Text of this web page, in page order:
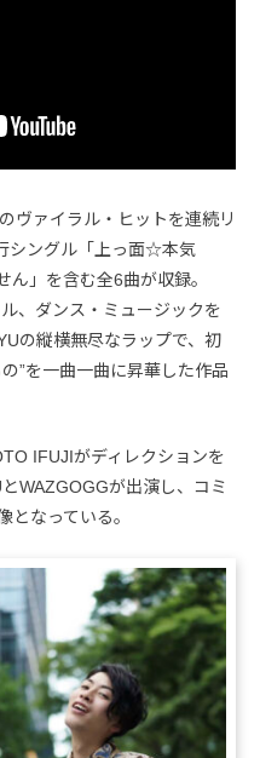
ヴァイラル・ヒットを連続リ
シングル「上っ面☆本気
」を含む全6曲が収録。
、ダンス・ミュージックを
の縦横無尽なラップで、初
”を一曲一曲に昇華した作品
IFUJIがディレクションを
WAZGOGGが出演し、コミ
となっている。